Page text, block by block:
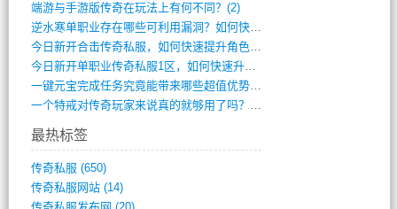
端游与手游版传奇在玩法上有何不同？(2)
逆水寒单职业存在哪些可利用漏洞？如何快速(1)
今日新开合击传奇私服，如何快速提升角色战(0)
今日新开单职业传奇私服1区，如何快速升级(0)
一键元宝完成任务究竟能带来哪些超值优势？(0)
一个特戒对传奇玩家来说真的就够用了吗？(0)
最热标签
传奇私服 (650)
传奇私服网站(14)